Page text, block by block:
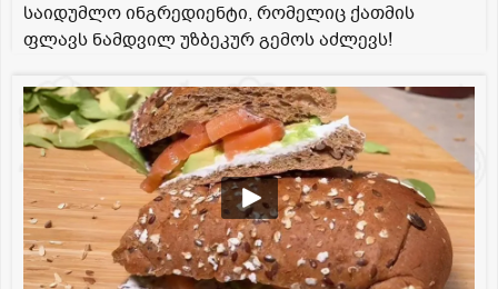
საიდუმლო ინგრედიენტი, რომელიც ქათმის
ფლავს ნამდვილ უზბეკურ გემოს აძლევს!